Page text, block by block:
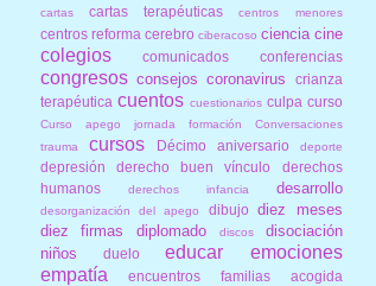
cartas cartas terapéuticas centros menores
centros reforma cerebro ciberacoso ciencia cine
colegios comunicados conferencias
congresos consejos coronavirus
crianza
terapéutica cuentos cuestionarios culpa curso
Curso apego jornada formación Conversaciones
trauma
cursos Décimo aniversario deporte
depresión derecho buen vínculo
derechos
humanos
derechos infancia desarrollo
desorganización del apego dibujo diez meses
diez firmas
diplomado discos
disociación
niños
duelo educar
emociones
empatía
encuentros familias acogida